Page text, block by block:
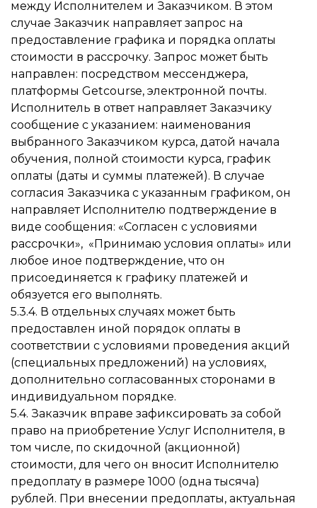
между Исполнителем и Заказчиком. В этом
случае Заказчик направляет запрос на
предоставление графика и порядка оплаты
стоимости в рассрочку. Запрос может быть
направлен: посредством мессенджера,
платформы Getcourse, электронной почты.
Исполнитель в ответ направляет Заказчику
сообщение с указанием: наименования
выбранного Заказчиком курса, датой начала
обучения, полной стоимости курса, график
оплаты (даты и суммы платежей). В случае
согласия Заказчика с указанным графиком, он
направляет Исполнителю подтверждение в
виде сообщения: «Согласен с условиями
рассрочки», «Принимаю условия оплаты» или
любое иное подтверждение, что он
присоединяется к графику платежей и
обязуется его выполнять.
5.3.4. В отдельных случаях может быть
предоставлен иной порядок оплаты в
соответствии с условиями проведения акций
(специальных предложений) на условиях,
дополнительно согласованных сторонами в
индивидуальном порядке.
5.4. Заказчик вправе зафиксировать за собой
право на приобретение Услуг Исполнителя, в
том числе, по скидочной (акционной)
стоимости, для чего он вносит Исполнителю
предоплату в размере 1000 (одна тысяча)
рублей. При внесении предоплаты, актуальная